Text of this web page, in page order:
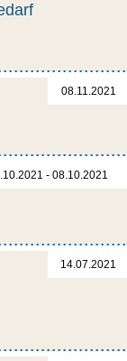
08.11.2021
- 08.10.2021
14.07.2021